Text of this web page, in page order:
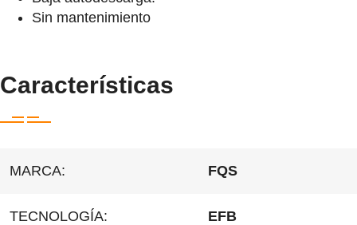
Sin mantenimiento
Características
MARCA: FQS
TECNOLOGÍA: EFB